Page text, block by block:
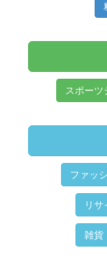
スポーツ
ファッ
リ
雑貨